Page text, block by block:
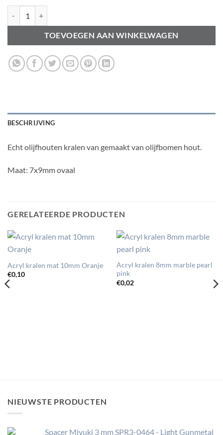
TOEVOEGEN AAN WINKELWAGEN
BESCHRIJVING
Echt olijfhouten kralen van gemaakt van olijfbomen hout.
Maat: 7x9mm ovaal
GERELATEERDE PRODUCTEN
Acryl kralen mat 10mm Oranje
€0,10
Acryl kralen 8mm marble pearl
pink
€0,02
NIEUWSTE PRODUCTEN
Spacer Miyuki 3 mm SPR3-0464 - Light Gunmetal